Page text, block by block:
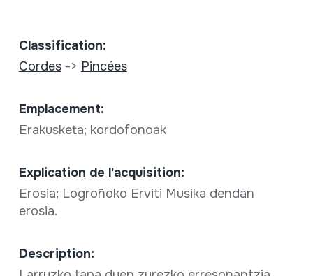
Classification:
Cordes-> Pincées
Emplacement:
Erakusketa; kordofonoak
Explication de l'acquisition:
Erosia; Logroñoko Erviti Musika dendan
erosia.
Description: